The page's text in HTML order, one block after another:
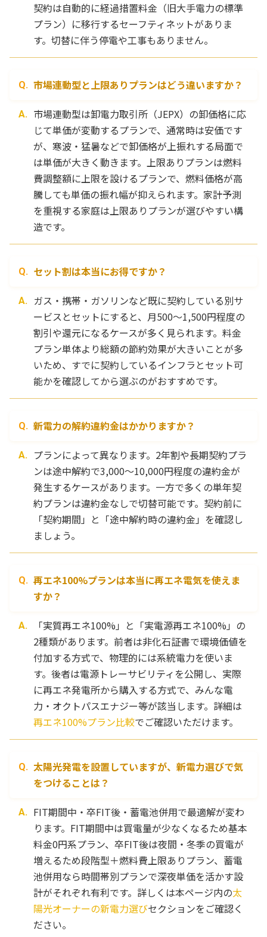
契約は自動的に経過措置料金（旧大手電力の標準
プラン）に移行するセーフティネットがありま
す。切替に伴う停電や工事もありません。
市場連動型と上限ありプランはどう違いますか？
市場連動型は卸電力取引所（JEPX）の卸価格に応
じて単価が変動するプランで、通常時は安価です
が、寒波・猛暑などで卸価格が上振れする局面で
は単価が大きく動きます。上限ありプランは燃料
費調整額に上限を設けるプランで、燃料価格が高
騰しても単価の振れ幅が抑えられます。家計予測
を重視する家庭は上限ありプランが選びやすい構
造です。
セット割は本当にお得ですか？
ガス・携帯・ガソリンなど既に契約している別サ
ービスとセットにすると、月500〜1,500円程度の
割引や還元になるケースが多く見られます。料金
プラン単体より総額の節約効果が大きいことが多
いため、すでに契約しているインフラとセット可
能かを確認してから選ぶのがおすすめです。
新電力の解約違約金はかかりますか？
プランによって異なります。2年割や長期契約プラ
ンは途中解約で3,000〜10,000円程度の違約金が
発生するケースがあります。一方で多くの単年契
約プランは違約金なしで切替可能です。契約前に
「契約期間」と「途中解約時の違約金」を確認し
ましょう。
再エネ100%プランは本当に再エネ電気を使えま
すか？
「実質再エネ100%」と「実電源再エネ100%」の
2種類があります。前者は非化石証書で環境価値を
付加する方式で、物理的には系統電力を使いま
す。後者は電源トレーサビリティを公開し、実際
に再エネ発電所から購入する方式で、みんな電
力・オクトパスエナジー等が該当します。詳細は
再エネ100%プラン比較でご確認いただけます。
太陽光発電を設置していますが、新電力選びで気
をつけることは？
FIT期間中・卒FIT後・蓄電池併用で最適解が変わ
ります。FIT期間中は買電量が少なくなるため基本
料金0円系プラン、卒FIT後は夜間・冬季の買電が
増えるため段階型＋燃料費上限ありプラン、蓄電
池併用なら時間帯別プランで深夜単価を活かす設
計がそれぞれ有利です。詳しくは本ページ内の太
陽光オーナーの新電力選びセクションをご確認く
ださい。